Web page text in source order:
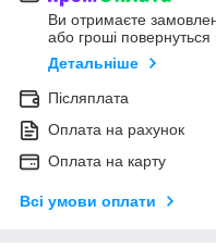
Ви отримаєте
або гроші
Детальніше
Післяплата
Оплата на рахунок
Оплата на карту
Всі умови оплати